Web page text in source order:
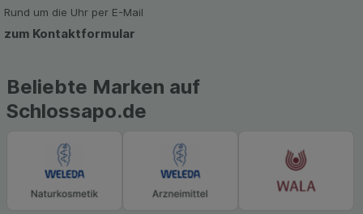
Rund um die Uhr per E-Mail
zum Kontaktformular
Beliebte Marken auf
Schlossapo.de